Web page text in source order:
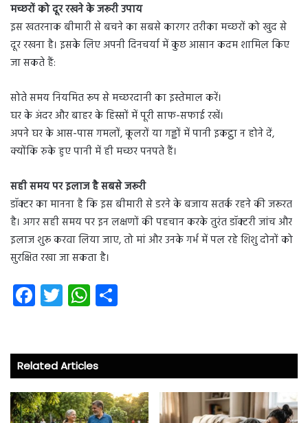
मच्छरों को दूर रखने के जरूरी उपाय
इस खतरनाक बीमारी से बचने का सबसे कारगर तरीका मच्छरों को खुद से
दूर रखना है। इसके लिए अपनी दिनचर्या में कुछ आसान कदम शामिल किए
जा सकते हैं:
सोते समय नियमित रूप से मच्छरदानी का इस्तेमाल करें।
घर के अंदर और बाहर के हिस्सों में पूरी साफ-सफाई रखें।
अपने घर के आस-पास गमलों, कूलरों या गड्डों में पानी इकट्ठा न होने दें,
क्योंकि रुके हुए पानी में ही मच्छर पनपते हैं।
सही समय पर इलाज है सबसे जरूरी
डॉक्टर का मानना है कि इस बीमारी से डरने के बजाय सतर्क रहने की जरूरत
है। अगर सही समय पर इन लक्षणों की पहचान करके तुरंत डॉक्टरी जांच और
इलाज शुरू करवा लिया जाए, तो मां और उनके गर्भ में पल रहे शिशु दोनों को
सुरक्षित रखा जा सकता है।
Fa
ce
o
ok
T
wi
er
W
ha
A
p
p
Related Articles